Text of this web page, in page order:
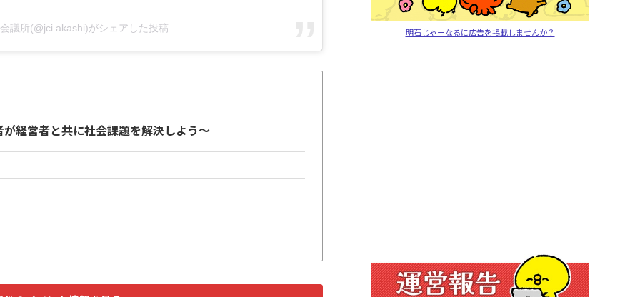
議所(@jci.akashi)がシェアした投稿
経営者と共に社会課題を解決しよう～
明石じゃーなるに広告を掲載しませんか？